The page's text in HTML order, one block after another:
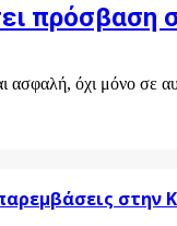
πρόσβαση
ασφαλή, όχι μόνο σε